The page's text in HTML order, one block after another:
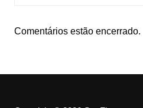
Comentários estão encerrado.